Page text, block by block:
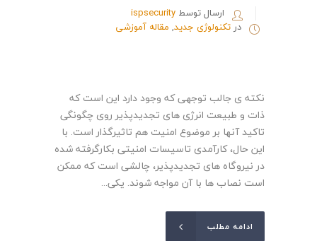
ارسال توسط ispsecurity
در تکنولوژی جدید, مقاله آموزشی
نکته ی جالب توجهی که وجود دارد این است که
ذات و طبیعت انرژی های تجدیدپذیر روی چگونگی
تاکید آنها بر موضوع امنیت هم تاثیرگذار است. با
این حال، کارآمدی تاسیسات امنیتی بکارگرفته شده
در نیروگاه های تجدیدپذیر، چالشی است که ممکن
است نصاب ها با آن مواجه شوند. یکی...
ادامه مطلب